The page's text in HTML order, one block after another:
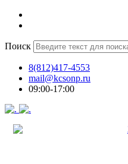
Поиск
8(812)417-4553
mail@kcsonp.ru
09:00-17:00